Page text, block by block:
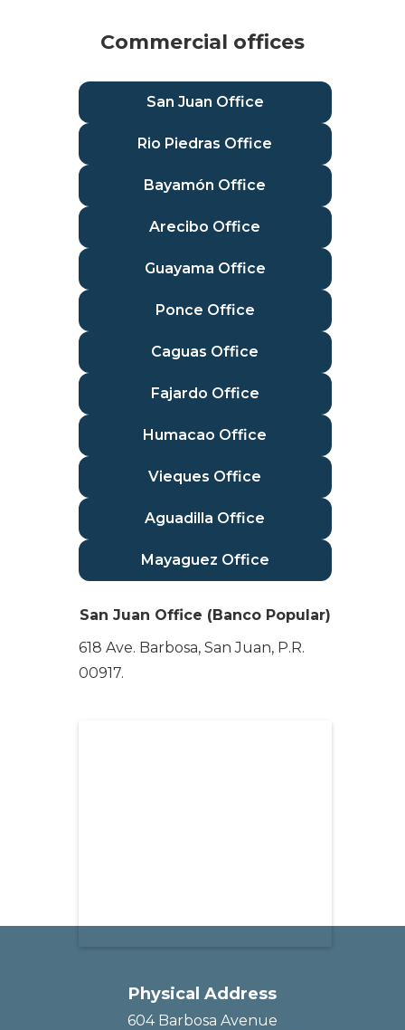
Commercial offices
San Juan Office
Rio Piedras Office
Bayamón Office
Arecibo Office
Guayama Office
Ponce Office
Caguas Office
Fajardo Office
Humacao Office
Vieques Office
Aguadilla Office
Mayaguez Office
San Juan Office (Banco Popular)
618 Ave. Barbosa, San Juan, P.R.
00917.
Physical Address
604 Barbosa Avenue